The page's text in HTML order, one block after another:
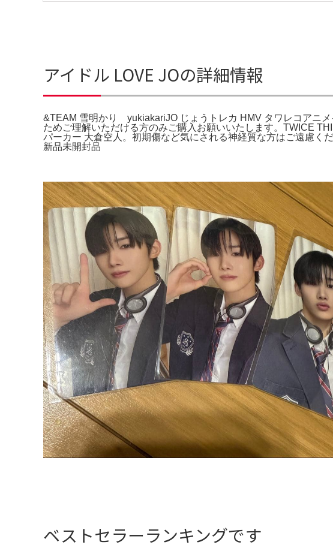
アイドル LOVE JOの詳細情報
&TEAM 雪明かり yukiakariJO じょうトレカ HMV タワレコアニ
ためご理解いただける方のみご購入お願いいたします。TWICE
パーカー 大倉空人。初期傷など気にされる神経質な方はご遠慮く
新品未開封品
ベストセラーランキングです